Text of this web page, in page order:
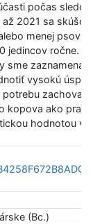
počas
2021 sa skúšok
menej psov,
jedincov ročne.
sme zaznamenali
vysokú
potrebu
kopova ako
hodnotou v
(Bc.)